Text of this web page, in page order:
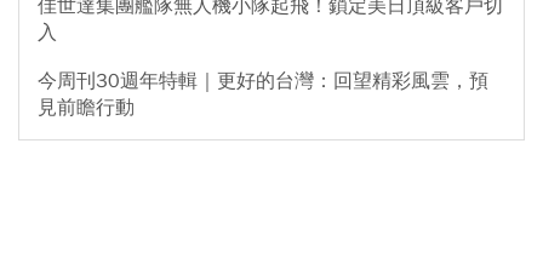
佳世達集團艦隊無人機小隊起飛！鎖定美日頂級客戶切
入
今周刊30週年特輯｜更好的台灣：回望精彩風雲，預
見前瞻行動